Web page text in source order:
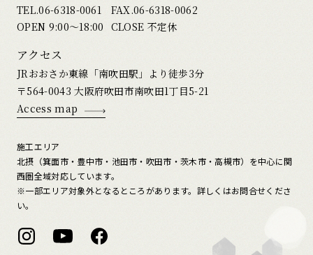
TEL.06-6318-0061
FAX.06-6318-0062
OPEN 9:00〜18:00 CLOSE 不定休
アクセス
JRおおさか東線「南吹田駅」より徒歩3分
〒564-0043 大阪府吹田市南吹田1丁目5-21
Access map
施工エリア
北摂（箕面市・豊中市・池田市・吹田市・茨木市・高槻市）を中心に関
西圏全域対応しています。
※一部エリア対象外となるところがあります。詳しくはお問合せくださ
い。